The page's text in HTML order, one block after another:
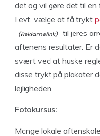
det og vil gøre det til
I evt. vælge at få trykt
til jeres
aftenens resultater. Er
svært ved at huske
disse trykt på plakater
lejligheden.
Fotokursus:
Mange lokale